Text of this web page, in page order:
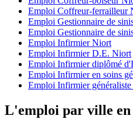
Emploi Coffreur-ferrailleur
Emploi Gestionnaire de
Emploi Gestionnaire de
Emploi Infirmier Niort
Emploi Infirmier D.E. Niort
Emploi Infirmier diplômé
Emploi Infirmier en soins
Emploi Infirmier
L'emploi par ville